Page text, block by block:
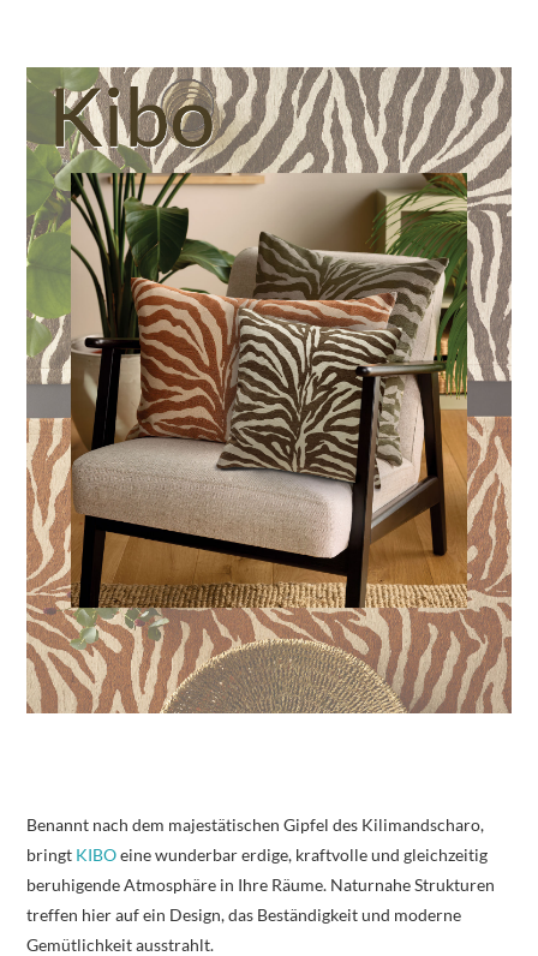
Benannt nach dem majestätischen Gipfel des Kilimandscharo,
bringt KIBOeine wunderbar erdige, kraftvolle und gleichzeitig
beruhigende Atmosphäre in Ihre Räume. Naturnahe Strukturen
treffen hier auf ein Design, das Beständigkeit und moderne
Gemütlichkeit ausstrahlt.